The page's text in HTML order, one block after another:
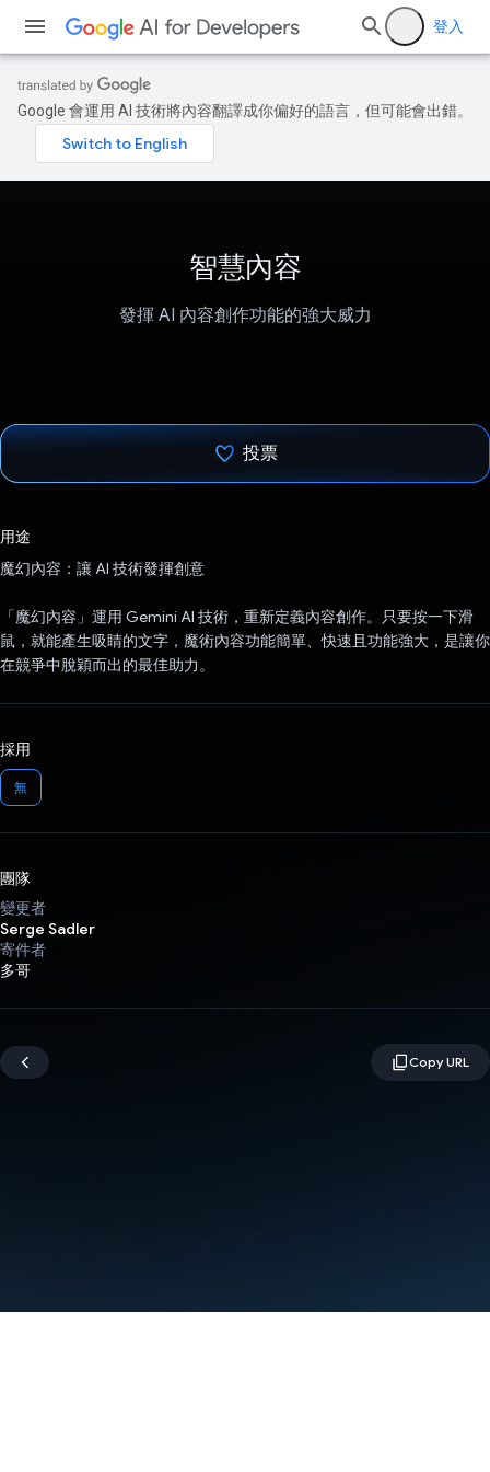
登入
Google 會運用 AI 技術將內容翻譯成你偏好的語言，但可能會出錯。
智慧內容
發揮 AI 內容創作功能的強大威力
投票
用途
魔幻內容：讓 AI 技術發揮創意
「魔幻內容」運用 Gemini AI 技術，重新定義內容創作。只要按一下滑
鼠，就能產生吸睛的文字，魔術內容功能簡單、快速且功能強大，是讓你
在競爭中脫穎而出的最佳助力。
採用
無
團隊
變更者
Serge Sadler
寄件者
多哥